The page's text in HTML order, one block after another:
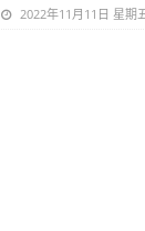
2022年11月11日 星期